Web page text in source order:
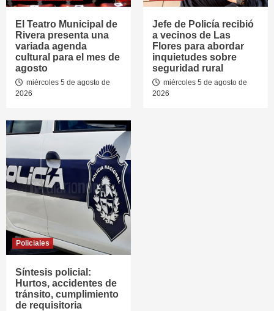
El Teatro Municipal de
Rivera presenta una
variada agenda
cultural para el mes de
agosto
miércoles 5 de agosto de
2026
Jefe de Policía recibió
a vecinos de Las
Flores para abordar
inquietudes sobre
seguridad rural
miércoles 5 de agosto de
2026
Policiales
Síntesis policial:
Hurtos, accidentes de
tránsito, cumplimiento
de requisitoria